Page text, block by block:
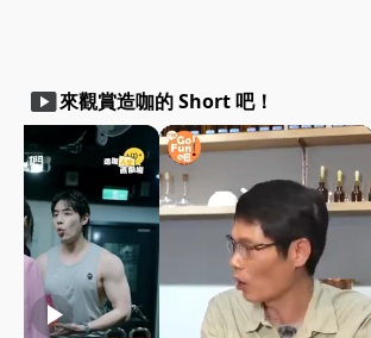
smart_display來觀賞造咖的 Short 吧！
play_arrow play_arrow